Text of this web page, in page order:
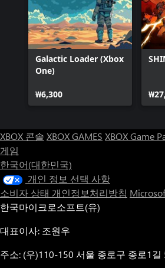
Galactic Loader (Xbox
One)
₩6,300
XBOX 콘솔 XBOX GAMES XBOX Game
게임
한국어(대한민국)
개인 정보 선택 사항
소비자 상태 개인정보처리방침
한국마이크로소프트(유)
대표이사: 조원우
주소: (우)110-150 서울 종로구 종로1